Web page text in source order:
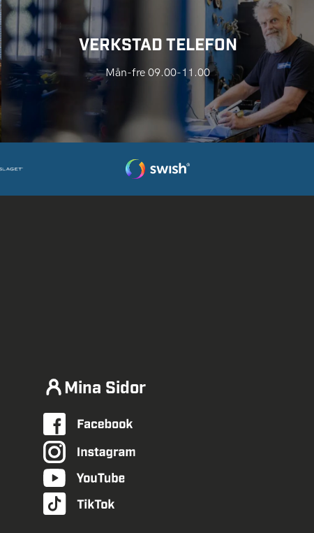
VERKSTAD TELEFON
Mån-fre 09.00-11.00
Mina Sidor